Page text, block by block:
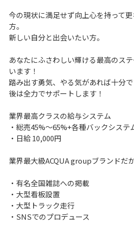
今の現状に満足せず向上心を持って
方。
新しい自分と出会いたい方。
あなたにふさわしい輝ける最高のス
います！
踏み出す勇気、やる気があれば十分で
後は全力でサポートします！
業界最高クラスの給与システム
・総売45%～65%+各種バックシステ
・日給 10,000円
業界最大級ACQUA groupブランドだ
・有名全国雑誌への掲載
・大型看板設置
・大型トラック走行
・SNSでのプロデュース